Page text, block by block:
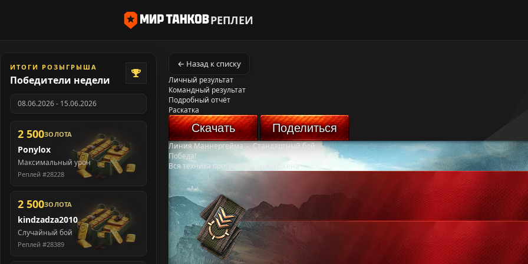
РЕПЛЕИ
ИТОГИ РОЗЫГРЫША
Победители недели
08.06.2026 - 15.06.2026
2 500ЗОЛОТА
Ponylox
Максимальный урон
Реплей #28228
2 500ЗОЛОТА
kindzadza2010
Случайный бой
Реплей #28389
← Назад к списку
Личный результат
Командный результат
Подробный отчёт
Раскатка
Скачать Поделиться
Линия Маннергейма-Стандартный бой
Победа!
Вся техника противника уничтожена